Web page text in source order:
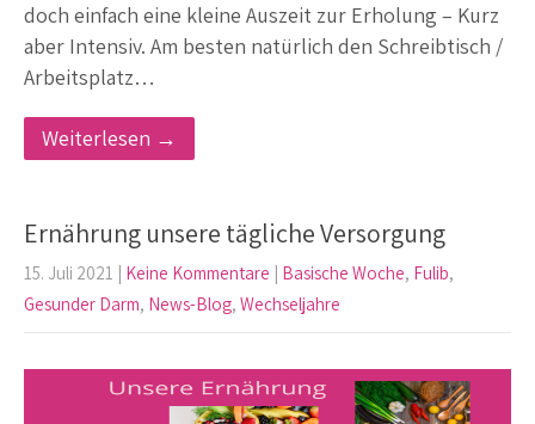
doch einfach eine kleine Auszeit zur Erholung – Kurz
aber Intensiv. Am besten natürlich den Schreibtisch /
Arbeitsplatz…
Weiterlesen →
Ernährung unsere tägliche Versorgung
15. Juli 2021 | Keine Kommentare | Basische Woche, Fulib,
Gesunder Darm, News-Blog, Wechseljahre